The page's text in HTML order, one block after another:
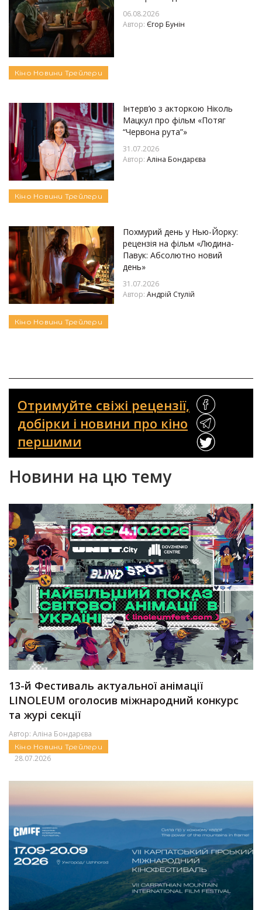
06.08.2026
Автор: Єгор Бунін
Кіно Новини Трейлери
Інтерв’ю з акторкою Ніколь
Мацкул про фільм «Потяг
“Червона рута”»
31.07.2026
Автор: Аліна Бондарєва
Кіно Новини Трейлери
Похмурий день у Нью-Йорку:
рецензія на фільм «Людина-
Павук: Абсолютно новий
день»
31.07.2026
Автор: Андрій Стулій
Кіно Новини Трейлери
Отримуйте свіжі рецензії,
добірки і новини про кіно
першими
Новини на цю тему
13-й Фестиваль актуальної анімації
LINOLEUM оголосив міжнародний конкурс
та журі секції
Автор: Аліна Бондарєва
Кіно Новини Трейлери
28.07.2026